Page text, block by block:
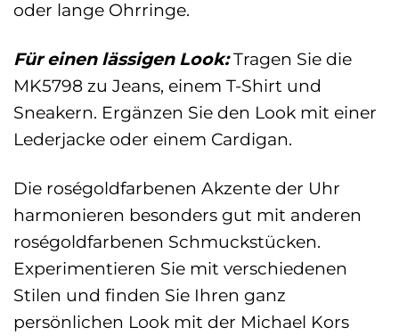
oder lange Ohrringe.
Für einen lässigen Look:Tragen Sie die
MK5798 zu Jeans, einem T-Shirt und
Sneakern. Ergänzen Sie den Look mit einer
Lederjacke oder einem Cardigan.
Die roségoldfarbenen Akzente der Uhr
harmonieren besonders gut mit anderen
roségoldfarbenen Schmuckstücken.
Experimentieren Sie mit verschiedenen
Stilen und finden Sie Ihren ganz
persönlichen Look mit der Michael Kors